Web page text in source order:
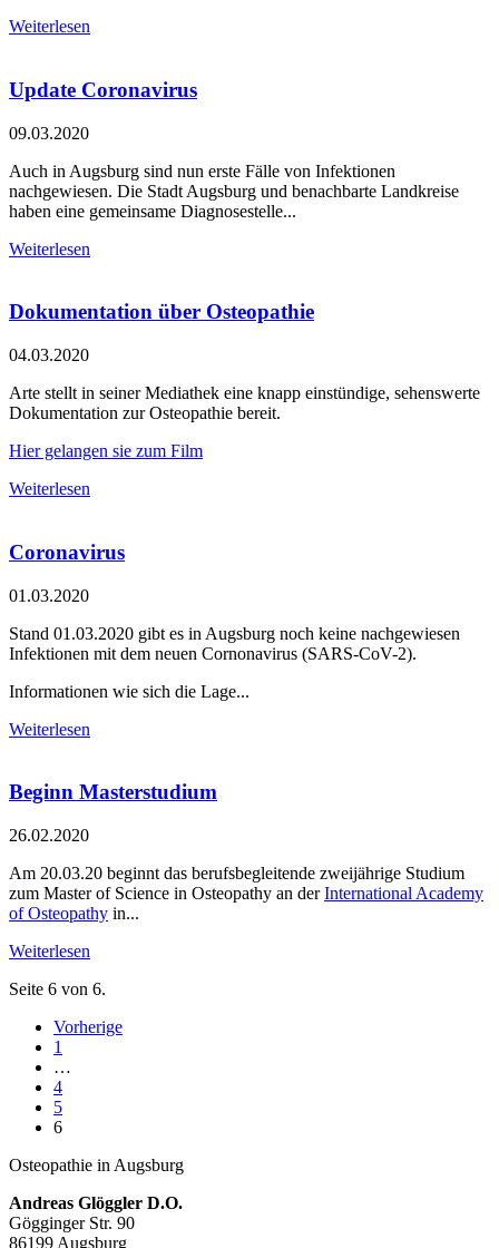
Weiterlesen
Update Coronavirus
09.03.2020
Auch in Augsburg sind nun erste Fälle von Infektionen
nachgewiesen. Die Stadt Augsburg und benachbarte Landkreise
haben eine gemeinsame Diagnosestelle...
Weiterlesen
Dokumentation über Osteopathie
04.03.2020
Arte stellt in seiner Mediathek eine knapp einstündige, sehenswerte
Dokumentation zur Osteopathie bereit.
Hier gelangen sie zum Film
Weiterlesen
Coronavirus
01.03.2020
Stand 01.03.2020 gibt es in Augsburg noch keine nachgewiesen
Infektionen mit dem neuen Cornonavirus (SARS-CoV-2).
Informationen wie sich die Lage...
Weiterlesen
Beginn Masterstudium
26.02.2020
Am 20.03.20 beginnt das berufsbegleitende zweijährige Studium
zum Master of Science in Osteopathy an derInternational Academy
of Osteopathy in...
Weiterlesen
Seite 6 von 6.
Vorherige
1
…
4
5
6
Osteopathie in Augsburg
Andreas Glöggler D.O.
Gögginger Str. 90
86199 Augsburg